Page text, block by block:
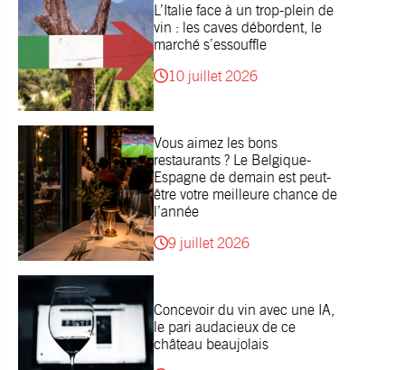
L’Italie face à un trop-plein de
vin : les caves débordent, le
marché s’essouffle
10 juillet 2026
Vous aimez les bons
restaurants ? Le Belgique-
Espagne de demain est peut-
être votre meilleure chance de
l’année
9 juillet 2026
Concevoir du vin avec une IA,
le pari audacieux de ce
château beaujolais